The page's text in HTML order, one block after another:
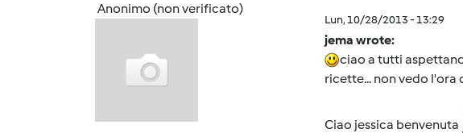
Anonimo (non verificato)
Lun, 10/28/2013 - 13:29
jema wrote:
ciao a tutti
ricette... non vedo l'ora
Ciao jessica benvenuta